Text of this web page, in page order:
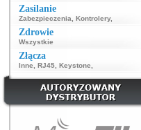
Zasilanie
Zabezpieczenia Kontrolery,
Zdrowie
Wszystkie
Złącza
Inne RJ45 Keystone